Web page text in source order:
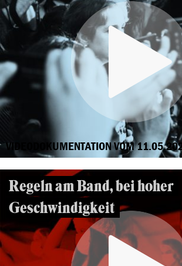
VIDEODOKUMENTATION VOM
Regeln am Band, bei hoher
Geschwindigkeit